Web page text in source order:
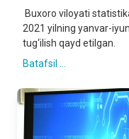
Buxoro viloyati
2021 yilning yanvar-
tug‘ilish qayd etilgan.
Batafsil ...